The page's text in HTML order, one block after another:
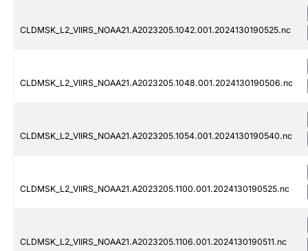
CLDMSK_L2_VIIRS_NOAA21.A2023205.1042.001.2024130190525.nc
CLDMSK_L2_VIIRS_NOAA21.A2023205.1048.001.2024130190506.nc
CLDMSK_L2_VIIRS_NOAA21.A2023205.1054.001.2024130190540.nc
CLDMSK_L2_VIIRS_NOAA21.A2023205.1100.001.2024130190525.nc
CLDMSK_L2_VIIRS_NOAA21.A2023205.1106.001.2024130190511.nc